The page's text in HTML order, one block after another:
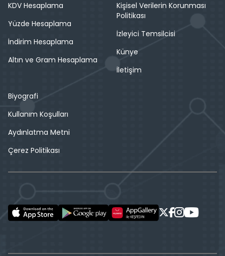
KDV Hesaplama
Yüzde Hesaplama
İndirim Hesaplama
Altın ve Gram Hesaplama
Kişisel Verilerin Korunması
Politikası
İzleyici Temsilcisi
Künye
İletişim
Biyografi
Kullanım Koşulları
Aydınlatma Metni
Çerez Politikası